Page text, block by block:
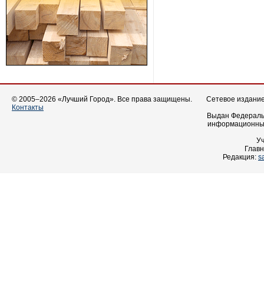
© 2005–2026 «Лучший Город». Все права защищены.
Контакты
Сетевое
Выдан
Редакция: